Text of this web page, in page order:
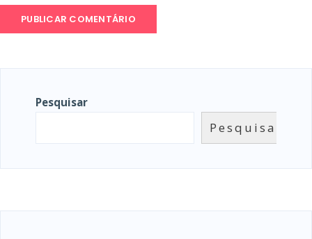
Pesquisar
Pesquisar